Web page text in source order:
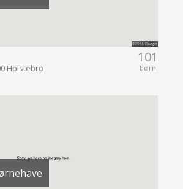
101
børn
Holstebro